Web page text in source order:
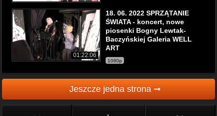
01:22:06
18. 06. 2022 SPRZĄTANIE
ŚWIATA - koncert, nowe
piosenki Bogny Lewtak-
Baczyńskiej Galeria WELL
ART
1080p
Jeszcze jedna strona ➞